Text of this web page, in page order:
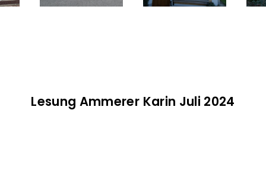
Lesung Ammerer Karin Juli 2024